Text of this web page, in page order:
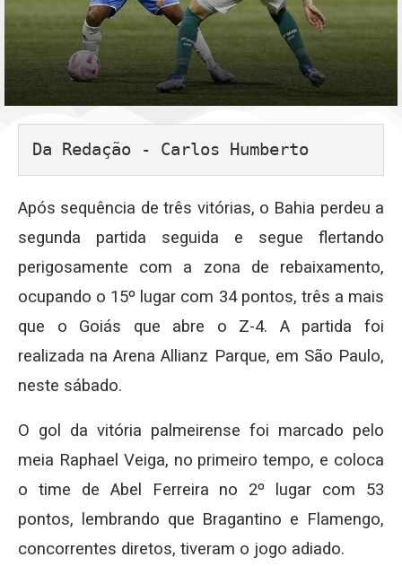
Da Redação - Carlos Humberto
Após sequência de três vitórias, o Bahia perdeu a
segunda partida seguida e segue flertando
perigosamente com a zona de rebaixamento,
ocupando o 15º lugar com 34 pontos, três a mais
que o Goiás que abre o Z-4. A partida foi
realizada na Arena Allianz Parque, em São Paulo,
neste sábado.
O gol da vitória palmeirense foi marcado pelo
meia Raphael Veiga, no primeiro tempo, e coloca
o time de Abel Ferreira no 2º lugar com 53
pontos, lembrando que Bragantino e Flamengo,
concorrentes diretos, tiveram o jogo adiado.